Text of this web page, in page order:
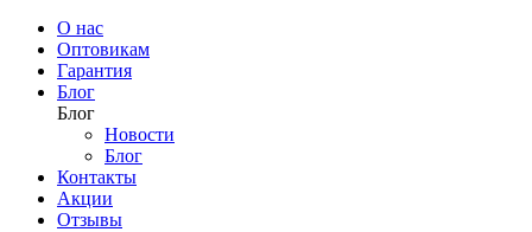
О нас
Оптовикам
Гарантия
Блог
Блог
Новости
Блог
Контакты
Акции
Отзывы